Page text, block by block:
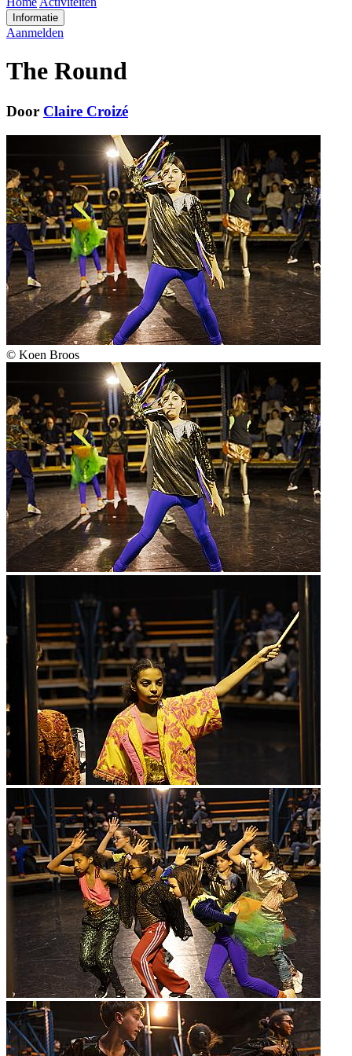
Informatie
Aanmelden
The Round
Door Claire Croizé
© Koen Broos